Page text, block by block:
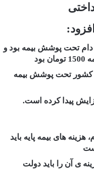
کل دام تحت پوشش بیمه بود و
از 50 درصد دام کشور تحت پوشش بیمه
های بیمه پایه باید
ی آن را باید دولت